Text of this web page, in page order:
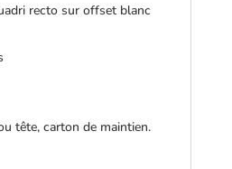
recto sur offset blanc
tête, carton de maintien.